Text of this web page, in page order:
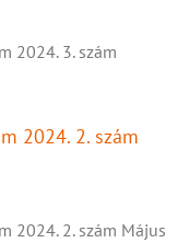
2024. 3. szám
2024. 2. szám
2024. 2. szám Május